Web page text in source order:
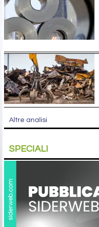
Altre analisi
SPECIALI